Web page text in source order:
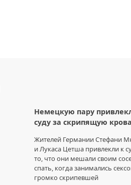
Немецкую пару
суду за скрипящую
Жителей Германии Стефани
и Лукаса Цетша привлекли к
то, что они мешали своим
спать, когда занимались
громко скрипевшей